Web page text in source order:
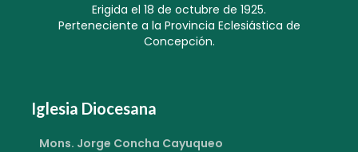
Erigida el 18 de octubre de 1925.
Perteneciente a la Provincia Eclesiástica de
Concepción.
Iglesia Diocesana
Mons. Jorge Concha Cayuqueo